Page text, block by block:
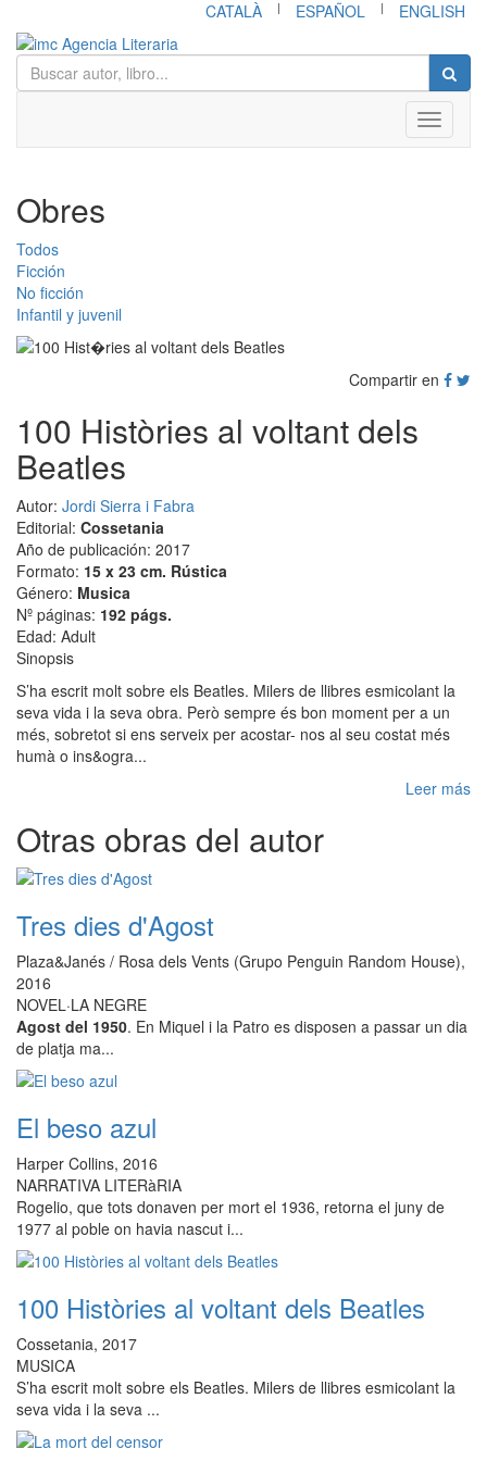
CATALÀ | ESPAÑOL | ENGLISH
Toggle
Obres
Todos
Ficción
No ficción
Infantil y juvenil
Compartir en
100 Històries al voltant dels
Beatles
Autor: Jordi Sierra i Fabra
Editorial: Cossetania
Año de publicación: 2017
Formato: 15 x 23 cm. Rústica
Género: Musica
Nº páginas: 192 págs.
Edad: Adult
Sinopsis
S’ha escrit molt sobre els Beatles. Milers de llibres esmicolant la
seva vida i la seva obra. Però sempre és bon moment per a un
més, sobretot si ens serveix per acostar- nos al seu costat més
humà o ins&ogra...
Leer más
Otras obras del autor
Tres dies d'Agost
Plaza&Janés / Rosa dels Vents (Grupo Penguin Random House),
2016
NOVEL·LA NEGRE
Agost del 1950. En Miquel i la Patro es disposen a passar un dia
de platja ma...
El beso azul
Harper Collins, 2016
NARRATIVA LITERàRIA
Rogelio, que tots donaven per mort el 1936, retorna el juny de
1977 al poble on havia nascut i...
100 Històries al voltant dels Beatles
Cossetania, 2017
MUSICA
S’ha escrit molt sobre els Beatles. Milers de llibres esmicolant la
seva vida i la seva ...